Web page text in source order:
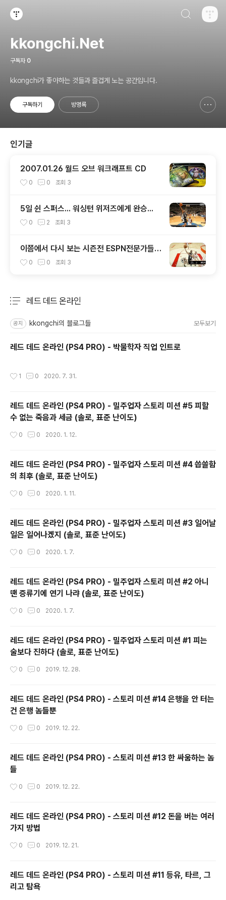
kkongchi.Net
구독자 0
kkongchi가 좋아하는 것들과 즐겁게 노는 공간입니다.
구독하기 방명록
인기글
2007.01.26 월드 오브 워크래프트 CD
0 0 조회 3
5일 쉰 스퍼스... 워싱턴 위저즈에게 완승...
0 2 조회 3
이쯤에서 다시 보는 시즌전 ESPN전문가들의
스퍼스 시즌 예상
0 0 조회 3
레드 데드 온라인
공지 kkongchi의 블로그들 모두보기
레드 데드 온라인 (PS4 PRO) - 박물학자 직업 인트로
1 0 2020. 7. 31.
레드 데드 온라인 (PS4 PRO) - 밀주업자 스토리 미션 #5 피할
수 없는 죽음과 세금 (솔로, 표준 난이도)
0 0 2020. 1. 12.
레드 데드 온라인 (PS4 PRO) - 밀주업자 스토리 미션 #4 씁쓸함
의 최후 (솔로, 표준 난이도)
0 0 2020. 1. 11.
레드 데드 온라인 (PS4 PRO) - 밀주업자 스토리 미션 #3 일어날
일은 일어나겠지 (솔로, 표준 난이도)
0 0 2020. 1. 7.
레드 데드 온라인 (PS4 PRO) - 밀주업자 스토리 미션 #2 아니
땐 증류기에 연기 나랴 (솔로, 표준 난이도)
0 0 2020. 1. 7.
레드 데드 온라인 (PS4 PRO) - 밀주업자 스토리 미션 #1 피는
술보다 진하다 (솔로, 표준 난이도)
0 0 2019. 12. 28.
레드 데드 온라인 (PS4 PRO) - 스토리 미션 #14 은행을 안 터는
건 은행 놈들뿐
0 0 2019. 12. 22.
레드 데드 온라인 (PS4 PRO) - 스토리 미션 #13 한 싸움하는 놈
들
0 0 2019. 12. 22.
레드 데드 온라인 (PS4 PRO) - 스토리 미션 #12 돈을 버는 여러
가지 방법
0 0 2019. 12. 21.
레드 데드 온라인 (PS4 PRO) - 스토리 미션 #11 등유, 타르, 그
리고 탐욕